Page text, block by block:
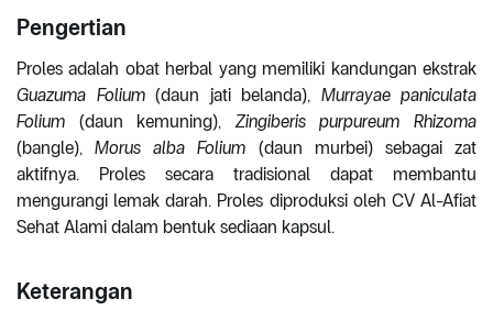
Pengertian
Proles adalah obat herbal yang memiliki kandungan ekstrak
Guazuma Folium(daun jati belanda), Murrayae paniculata
Folium (daun kemuning), Zingiberis purpureum Rhizoma
(bangle),Morus alba Folium (daun murbei) sebagai zat
aktifnya. Proles secara tradisional dapat membantu
mengurangi lemak darah. Proles diproduksi oleh CV Al-Afiat
Sehat Alami dalam bentuk sediaan kapsul.
Keterangan